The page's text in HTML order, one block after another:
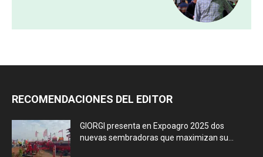
RECOMENDACIONES DEL EDITOR
GIORGI presenta en Expoagro 2025 dos
nuevas sembradoras que maximizan su...